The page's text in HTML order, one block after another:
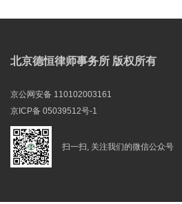
北京德恒律师事务所 版权所有
京公网安备 110102003161
京ICP备 05039512号-1
扫一扫, 关注我们的微信公众号